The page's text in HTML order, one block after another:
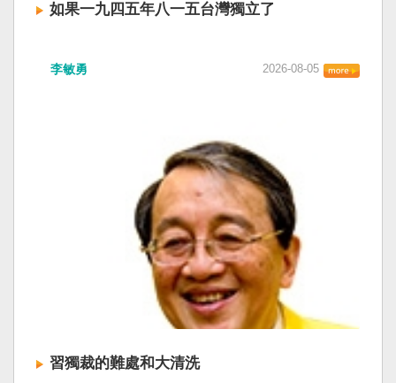
如果一九四五年八一五台灣獨立了
李敏勇 2026-08-05
習獨裁的難處和大清洗